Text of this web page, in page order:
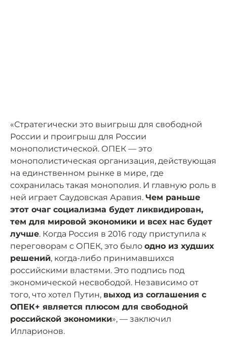
«Стратегически это выигрыш для свободной
России и проигрыш для России
монополистической. ОПЕК — это
монополистическая организация, действующая
на единственном рынке в мире, где
сохранилась такая монополия. И главную роль в
ней играет Саудовская Аравия. Чем раньше
этот очаг социализма будет ликвидирован,
тем для мировой экономики и всех нас будет
лучше. Когда Россия в 2016 году приступила к
переговорам с ОПЕК, это было одно из худших
решений, когда-либо принимавшихся
российскими властями. Это подпись под
экономической несвободой. Независимо от
того, что хотел Путин, выход из соглашения с
ОПЕК+ является плюсом для свободной
российской экономики», — заключил
Илларионов.